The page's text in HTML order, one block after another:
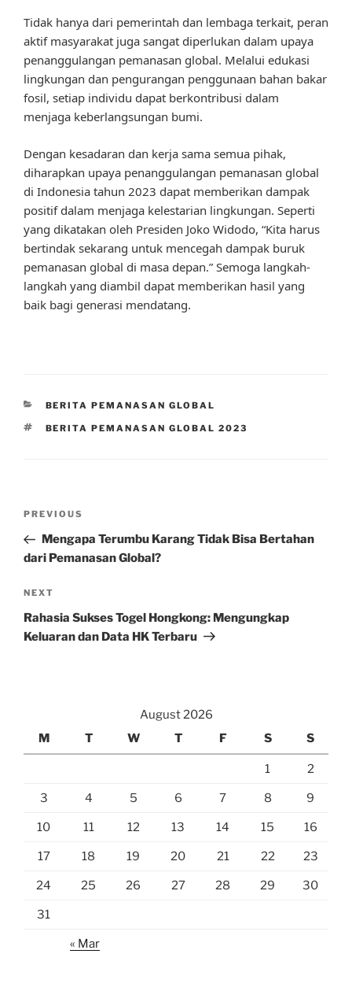
Tidak hanya dari pemerintah dan lembaga terkait, peran
aktif masyarakat juga sangat diperlukan dalam upaya
penanggulangan pemanasan global. Melalui edukasi
lingkungan dan pengurangan penggunaan bahan bakar
fosil, setiap individu dapat berkontribusi dalam
menjaga keberlangsungan bumi.
Dengan kesadaran dan kerja sama semua pihak,
diharapkan upaya penanggulangan pemanasan global
di Indonesia tahun 2023 dapat memberikan dampak
positif dalam menjaga kelestarian lingkungan. Seperti
yang dikatakan oleh Presiden Joko Widodo, “Kita harus
bertindak sekarang untuk mencegah dampak buruk
pemanasan global di masa depan.” Semoga langkah-
langkah yang diambil dapat memberikan hasil yang
baik bagi generasi mendatang.
CATEGORIES
BERITA PEMANASAN GLOBAL
TAGS
BERITA PEMANASAN GLOBAL 2023
Previous
Post
PREVIOUS
Mengapa Terumbu Karang Tidak Bisa Bertahan
dari Pemanasan Global?
Next
Post
NEXT
Rahasia Sukses Togel Hongkong: Mengungkap
Keluaran dan Data HK Terbaru
August 2026
M
T W T F S S
1 2
3 4 5 6 7 8 9
10 11 12 13 14 15 16
17 18 19 20 21 22 23
24 25 26 27 28 29 30
31
« Mar